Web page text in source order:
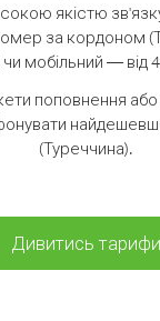
якістю
за кордоном
мобільний — від
поповнення
(Туреччина).
Дивитись тарифи